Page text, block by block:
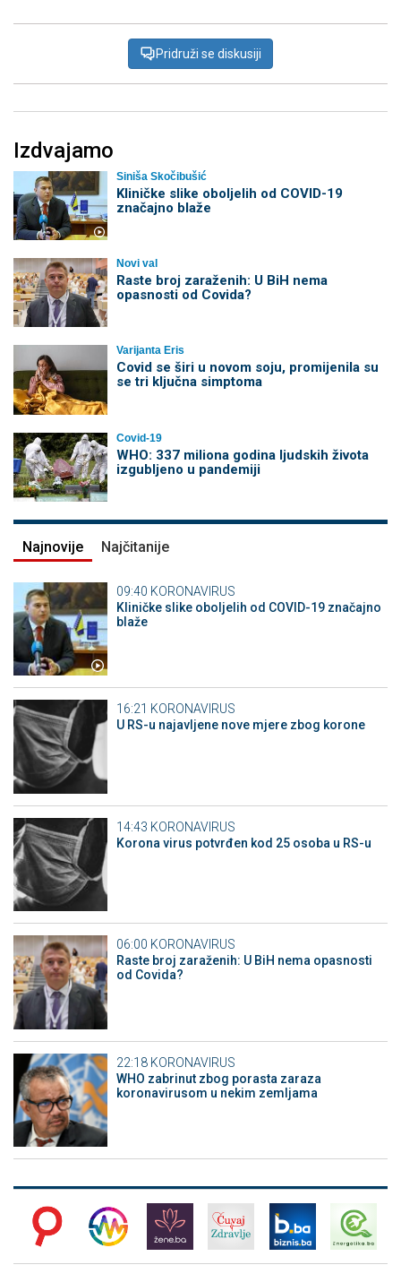
Pridruži se diskusiji
Izdvajamo
Siniša Skočibušić
Kliničke slike oboljelih od COVID-19
značajno blaže
Novi val
Raste broj zaraženih: U BiH nema
opasnosti od Covida?
Varijanta Eris
Covid se širi u novom soju, promijenila su
se tri ključna simptoma
Covid-19
WHO: 337 miliona godina ljudskih života
izgubljeno u pandemiji
Najnovije Najčitanije
09:40 KORONAVIRUS
Kliničke slike oboljelih od COVID-19 značajno
blaže
16:21 KORONAVIRUS
U RS-u najavljene nove mjere zbog korone
14:43 KORONAVIRUS
Korona virus potvrđen kod 25 osoba u RS-u
06:00 KORONAVIRUS
Raste broj zaraženih: U BiH nema opasnosti
od Covida?
22:18 KORONAVIRUS
WHO zabrinut zbog porasta zaraza
koronavirusom u nekim zemljama